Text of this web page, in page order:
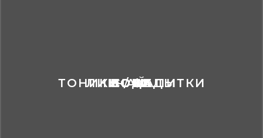
ЧАЙ
КОФЕ
ВОДА
ЛИМОНАДЫ
ТОНИКИ / НАПИТКИ
СОКИ